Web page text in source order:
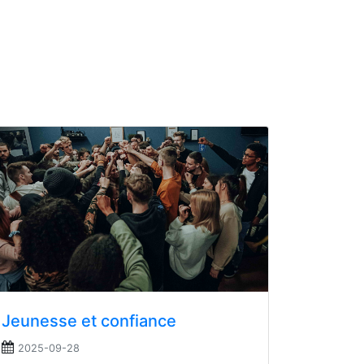
Jeunesse et confiance
2025-09-28